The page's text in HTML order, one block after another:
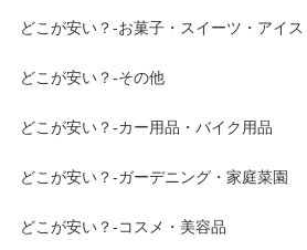
どこが安い？-お菓子・スイーツ・アイス
どこが安い？-その他
どこが安い？-カー用品・バイク用品
どこが安い？-ガーデニング・家庭菜園
どこが安い？-コスメ・美容品